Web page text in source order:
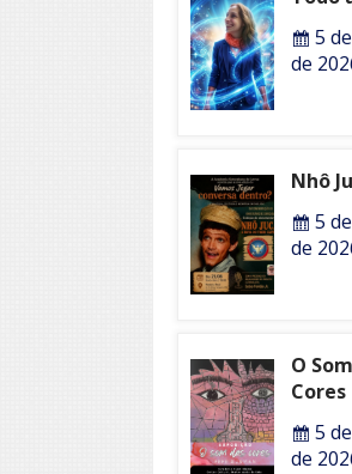
5
de
Nhô
5
de
O
Cores
5
de